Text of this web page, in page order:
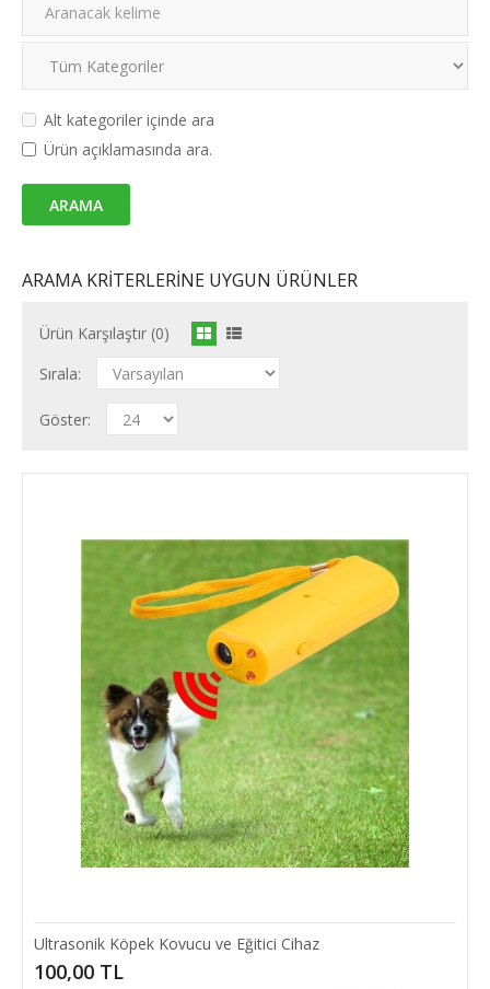
Alt kategoriler içinde ara
Ürün açıklamasında ara.
ARAMA KRITERLERINE UYGUN ÜRÜNLER
Ürün Karşılaştır (0)
Sırala:
Göster:
Ultrasonik Köpek Kovucu ve Eğitici Cihaz
Ultrasonik Köpek Kovucu ve Eğitici Cihaz
100,00 TL